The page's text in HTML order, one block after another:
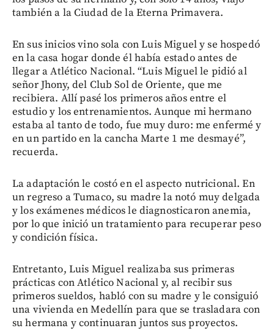
también a la Ciudad de la Eterna Primavera.
En sus inicios vino sola con Luis Miguel y se hospedó
en la casa hogar donde él había estado antes de
llegar a Atlético Nacional. “Luis Miguel le pidió al
señor Jhony, del Club Sol de Oriente, que me
recibiera. Allí pasé los primeros años entre el
estudio y los entrenamientos. Aunque mi hermano
estaba al tanto de todo, fue muy duro: me enfermé y
en un partido en la cancha Marte 1 me desmayé”,
recuerda.
La adaptación le costó en el aspecto nutricional. En
un regreso a Tumaco, su madre la notó muy delgada
y los exámenes médicos le diagnosticaron anemia,
por lo que inició un tratamiento para recuperar peso
y condición física.
Entretanto, Luis Miguel realizaba sus primeras
prácticas con Atlético Nacional y, al recibir sus
primeros sueldos, habló con su madre y le consiguió
una vivienda en Medellín para que se trasladara con
su hermana y continuaran juntos sus proyectos.